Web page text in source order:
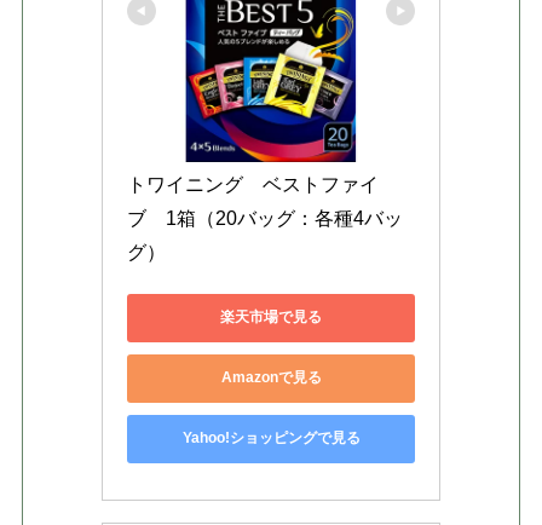
トワイニング　ベストファイ
ブ　1箱（20バッグ：各種4バッ
グ）
楽天市場で見る
Amazonで見る
Yahoo!ショッピングで見る